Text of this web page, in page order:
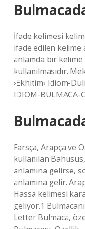
İfade kelimesi
ifade edilen kelime
anlamda bir
kullanılmasıdır.
›Ekhitim› Idiom-
IDIOM-BULMACA-
Farsça, Arapça ve
kullanılan
anlamına gelirse,
anlamına gelir.
Hassa kelimesi
geliyor.1
Letter Bulmaca,